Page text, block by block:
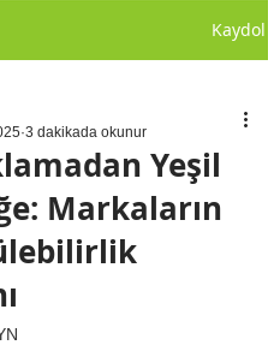
Kaydol
Yeşil
Markaların
3 dakikada okunur
NaN yıldız